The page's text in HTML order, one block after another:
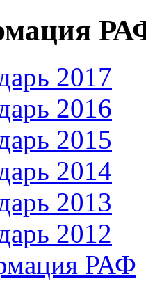
2017
2016
2015
2014
2013
2012
РАФ